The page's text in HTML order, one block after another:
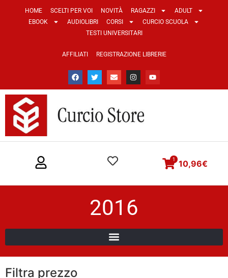
HOME SCELTI PER VOI NOVITÀ RAGAZZI
ADULT
EBOOK
AUDIOLIBRI CORSI
CURCIO SCUOLA
TESTI UNIVERSITARI
AFFILIATI REGISTRAZIONE LIBRERIE
10,96€
1
2016
Filtra prezzo